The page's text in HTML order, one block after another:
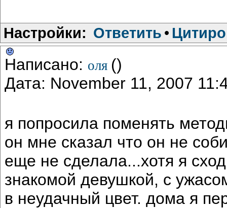
Настройки: Ответить •
Написано: оля ()
Дата: November 11, 2007
я попросила поменять
он мне сказал что он не
еще не сделала...хотя я
знакомой девушкой, с
в неудачный цвет. дома я